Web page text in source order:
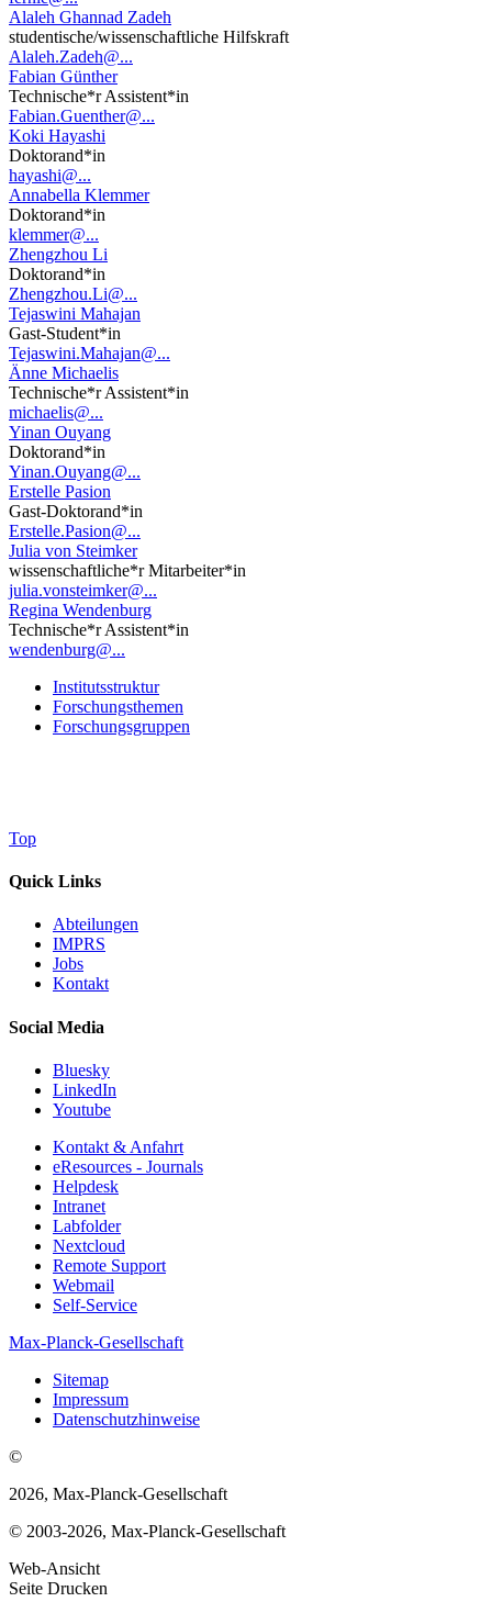
Alaleh Ghannad Zadeh
studentische/wissenschaftliche Hilfskraft
Alaleh.Zadeh@...
Fabian Günther
Technische*r Assistent*in
Fabian.Guenther@...
Koki Hayashi
Doktorand*in
hayashi@...
Annabella Klemmer
Doktorand*in
klemmer@...
Zhengzhou Li
Doktorand*in
Zhengzhou.Li@...
Tejaswini Mahajan
Gast-Student*in
Tejaswini.Mahajan@...
Änne Michaelis
Technische*r Assistent*in
michaelis@...
Yinan Ouyang
Doktorand*in
Yinan.Ouyang@...
Erstelle Pasion
Gast-Doktorand*in
Erstelle.Pasion@...
Julia von Steimker
wissenschaftliche*r Mitarbeiter*in
julia.vonsteimker@...
Regina Wendenburg
Technische*r Assistent*in
wendenburg@...
Institutsstruktur
Forschungsthemen
Forschungsgruppen
Top
Quick Links
Abteilungen
IMPRS
Jobs
Kontakt
Social Media
Bluesky
LinkedIn
Youtube
Kontakt & Anfahrt
eResources - Journals
Helpdesk
Intranet
Labfolder
Nextcloud
Remote Support
Webmail
Self-Service
Max-Planck-Gesellschaft
Sitemap
Impressum
Datenschutzhinweise
©
2026, Max-Planck-Gesellschaft
© 2003-2026, Max-Planck-Gesellschaft
Web-Ansicht
Seite Drucken